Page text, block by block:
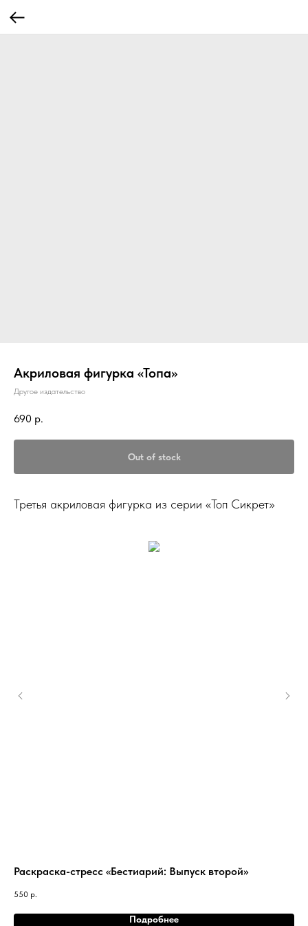
Акриловая фигурка «Топа»
Другое издательство
690 р.
Out of stock
Третья акриловая фигурка из серии «Топ Сикрет»
Раскраска-стресс «Бестиарий: Выпуск второй»
550 р.
Подробнее